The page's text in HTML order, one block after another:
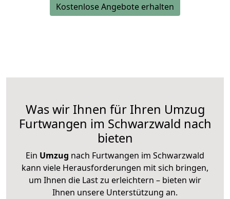
Kostenlose Angebote erhalten
Was wir Ihnen für Ihren Umzug
Furtwangen im Schwarzwald nach
bieten
Ein Umzug nach Furtwangen im Schwarzwald
kann viele Herausforderungen mit sich bringen,
um Ihnen die Last zu erleichtern – bieten wir
Ihnen unsere Unterstützung an.